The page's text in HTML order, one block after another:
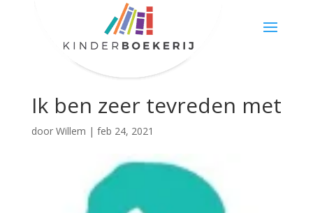
Ik ben zeer tevreden met
door Willem | feb 24, 2021